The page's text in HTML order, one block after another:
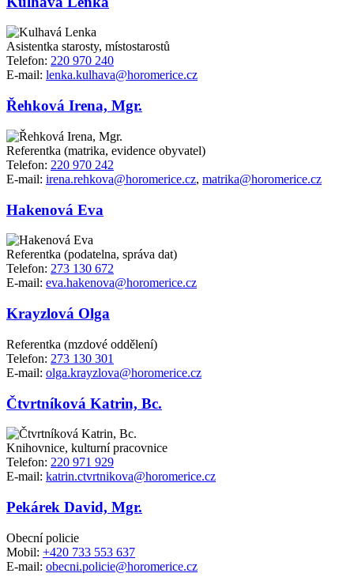
Asistentka starosty, místostarostů
Telefon: 220 970 240
E-mail: lenka.kulhava@horomerice.cz
Řehková Irena, Mgr.
Referentka (matrika, evidence obyvatel)
Telefon: 220 970 242
E-mail: irena.rehkova@horomerice.cz, matrika@horomerice.cz
Hakenová Eva
Referentka (podatelna, správa dat)
Telefon: 273 130 672
E-mail: eva.hakenova@horomerice.cz
Krayzlová Olga
Referentka (mzdové oddělení)
Telefon: 273 130 301
E-mail: olga.krayzlova@horomerice.cz
Čtvrtníková Katrin, Bc.
Knihovnice, kulturní pracovnice
Telefon: 220 971 929
E-mail: katrin.ctvrtnikova@horomerice.cz
Pekárek David, Mgr.
Obecní policie
Mobil: +420 733 553 637
E-mail: obecni.policie@horomerice.cz